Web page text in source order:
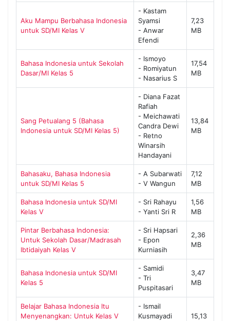
Aku Mampu Berbahasa Indonesia
untuk SD/MI Kelas V
- Kastam
Syamsi
- Anwar
Efendi
7,23
MB
Bahasa Indonesia untuk Sekolah
Dasar/MI Kelas 5
- Ismoyo
- Romiyatun
- Nasarius S
17,54
MB
Sang Petualang 5 (Bahasa
Indonesia untuk SD/MI Kelas 5)
- Diana Fazat
Rafiah
- Meichawati
Candra Dewi
- Retno
Winarsih
Handayani
13,84
MB
Bahasaku, Bahasa Indonesia
untuk SD/MI Kelas 5
- A Subarwati
- V Wangun
7,12
MB
Bahasa Indonesia untuk SD/MI
Kelas V
- Sri Rahayu
- Yanti Sri R
1,56
MB
Pintar Berbahasa Indonesia:
Untuk Sekolah Dasar/Madrasah
Ibtidaiyah Kelas V
- Sri Hapsari
- Epon
Kurniasih
2,36
MB
Bahasa Indonesia untuk SD/MI
Kelas 5
- Samidi
- Tri
Puspitasari
3,47
MB
Belajar Bahasa Indonesia Itu
Menyenangkan: Untuk Kelas V
- Ismail
Kusmayadi
15,13